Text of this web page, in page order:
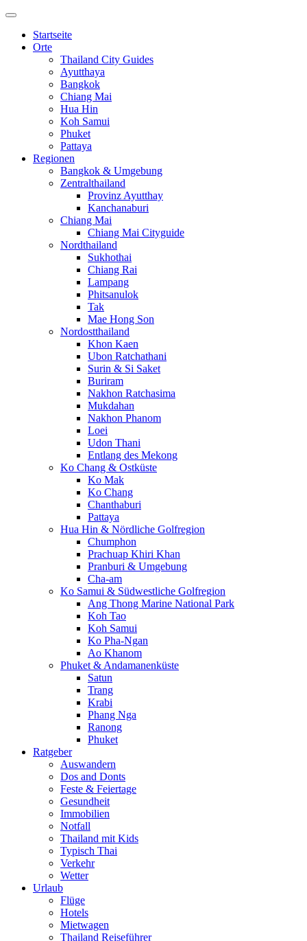
Startseite
Orte
Thailand City Guides
Ayutthaya
Bangkok
Chiang Mai
Hua Hin
Koh Samui
Phuket
Pattaya
Regionen
Bangkok & Umgebung
Zentralthailand
Provinz Ayutthay
Kanchanaburi
Chiang Mai
Chiang Mai Cityguide
Nordthailand
Sukhothai
Chiang Rai
Lampang
Phitsanulok
Tak
Mae Hong Son
Nordostthailand
Khon Kaen
Ubon Ratchathani
Surin & Si Saket
Buriram
Nakhon Ratchasima
Mukdahan
Nakhon Phanom
Loei
Udon Thani
Entlang des Mekong
Ko Chang & Ostküste
Ko Mak
Ko Chang
Chanthaburi
Pattaya
Hua Hin & Nördliche Golfregion
Chumphon
Prachuap Khiri Khan
Pranburi & Umgebung
Cha-am
Ko Samui & Südwestliche Golfregion
Ang Thong Marine National Park
Koh Tao
Koh Samui
Ko Pha-Ngan
Ao Khanom
Phuket & Andamanenküste
Satun
Trang
Krabi
Phang Nga
Ranong
Phuket
Ratgeber
Auswandern
Dos and Donts
Feste & Feiertage
Gesundheit
Immobilien
Notfall
Thailand mit Kids
Typisch Thai
Verkehr
Wetter
Urlaub
Flüge
Hotels
Mietwagen
Thailand Reiseführer